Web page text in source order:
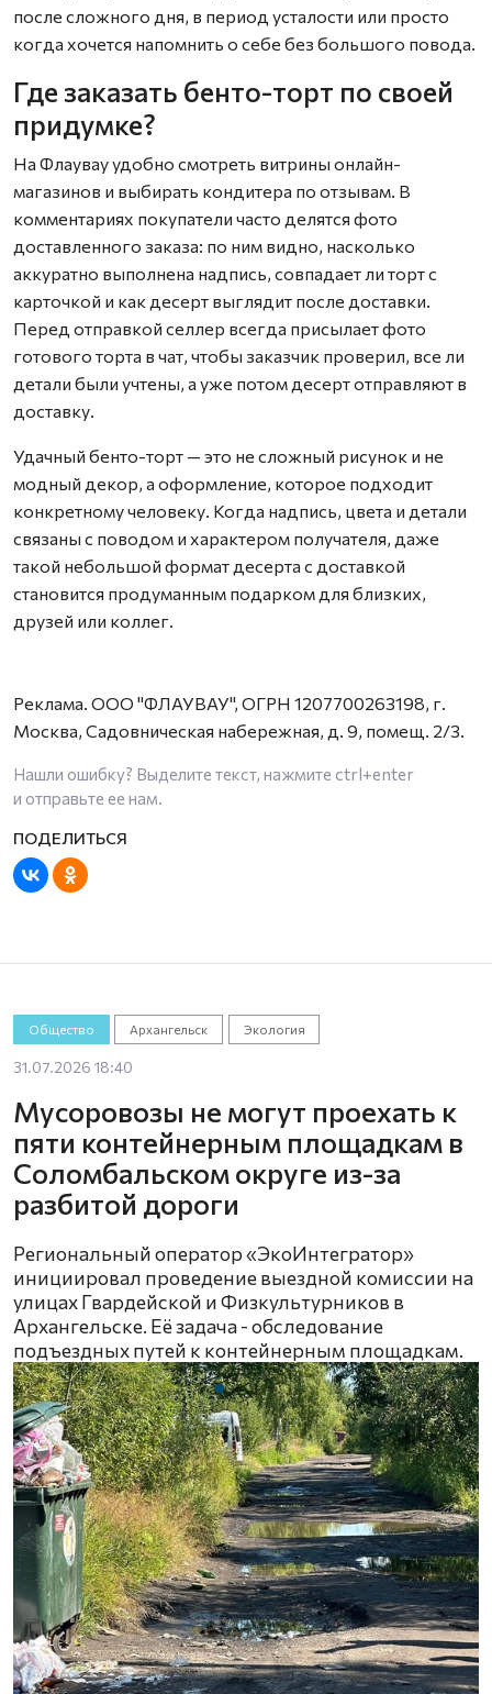
после сложного дня, в период усталости или просто
когда хочется напомнить о себе без большого повода.
Где заказать бенто-торт по своей
придумке?
На Флаувау удобно смотреть витрины онлайн-
магазинов и выбирать кондитера по отзывам. В
комментариях покупатели часто делятся фото
доставленного заказа: по ним видно, насколько
аккуратно выполнена надпись, совпадает ли торт с
карточкой и как десерт выглядит после доставки.
Перед отправкой селлер всегда присылает фото
готового торта в чат, чтобы заказчик проверил, все ли
детали были учтены, а уже потом десерт отправляют в
доставку.
Удачный бенто-торт — это не сложный рисунок и не
модный декор, а оформление, которое подходит
конкретному человеку. Когда надпись, цвета и детали
связаны с поводом и характером получателя, даже
такой небольшой формат десерта с доставкой
становится продуманным подарком для близких,
друзей или коллег.
Реклама. ООО "ФЛАУВАУ", ОГРН 1207700263198, г.
Москва, Садовническая набережная, д. 9, помещ. 2/3.
Нашли ошибку? Выделите текст, нажмите ctrl+enter
и отправьте ее нам.
Общество Архангельск Экология
31.07.2026 18:40
Мусоровозы не могут проехать к
пяти контейнерным площадкам в
Соломбальском округе из-за
разбитой дороги
Региональный оператор «ЭкоИнтегратор»
инициировал проведение выездной комиссии на
улицах Гвардейской и Физкультурников в
Архангельске. Её задача - обследование
подъездных путей к контейнерным площадкам.